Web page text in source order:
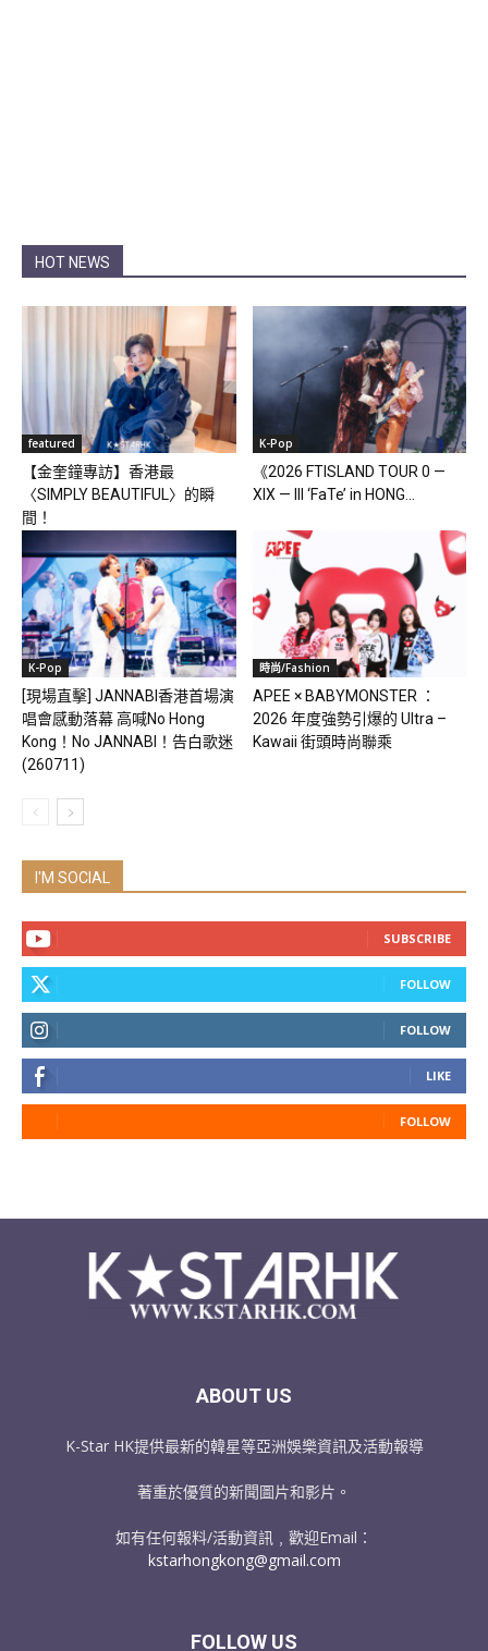
HOT NEWS
featured
【金奎鐘專訪】香港最
〈SIMPLY BEAUTIFUL〉的瞬
間！
K-Pop
《2026 FTISLAND TOUR 0 —
XIX — III ‘FaTe’ in HONG...
K-Pop
[現場直擊] JANNABI香港首場演
唱會感動落幕 高喊No Hong
Kong！No JANNABI！告白歌迷
(260711)
時尚/Fashion
APEE × BABYMONSTER ：
2026 年度強勢引爆的 Ultra –
Kawaii 街頭時尚聯乘
I'M SOCIAL
SUBSCRIBE
FOLLOW
FOLLOW
LIKE
FOLLOW
ABOUT US
K-Star HK提供最新的韓星等亞洲娛樂資訊及活動報導
著重於優質的新聞圖片和影片。
如有任何報料/活動資訊﹐歡迎Email：
kstarhongkong@gmail.com
FOLLOW US